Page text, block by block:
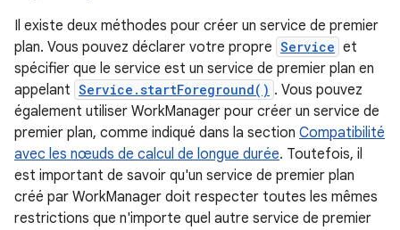
Il existe deux méthodes pour créer un service de premier
plan. Vous pouvez déclarer votre propre Service et
spécifier que le service est un service de premier plan en
appelant Service.startForeground() . Vous pouvez
également utiliser WorkManager pour créer un service de
premier plan, comme indiqué dans la section Compatibilité
avec les nœuds de calcul de longue durée. Toutefois, il
est important de savoir qu'un service de premier plan
créé par WorkManager doit respecter toutes les mêmes
restrictions que n'importe quel autre service de premier